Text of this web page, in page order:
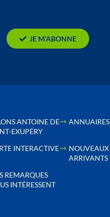
JE M’ABONNE
ANTOINE DE
EXUPÉRY
ANNUAIRES
INTERACTIVE
NOUVEAUX
ARRIVANTS
REMARQUES
INTÉRESSENT